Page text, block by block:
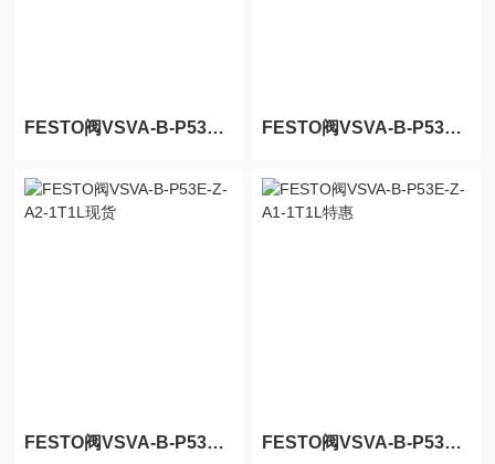
FESTO阀VSVA-B-P53ED-Z-A2-1T1L特惠 FESTO阀VSVA-B-P53EP-Z-A2-1T1L特惠
FESTO阀VSVA-B-P53E-Z-A2-1T1L现货 FESTO阀VSVA-B-P53E-Z-A1-1T1L特惠